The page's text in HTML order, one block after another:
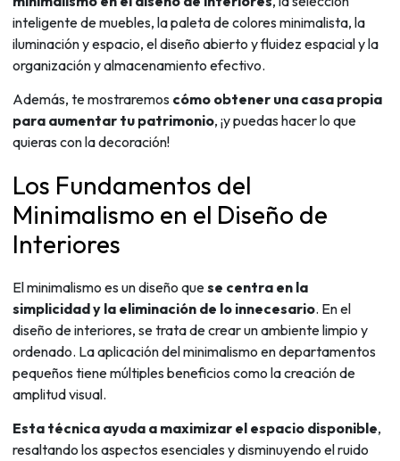
inteligente de muebles, la paleta de colores minimalista, la
iluminación y espacio, el diseño abierto y fluidez espacial y la
organización y almacenamiento efectivo.
Además, te mostraremos cómo obtener una casa propia
para aumentar tu patrimonio, ¡y puedas hacer lo que
quieras con la decoración!
Los Fundamentos del
Minimalismo en el Diseño de
Interiores
El minimalismo es un diseño quese centra en la
simplicidad y la eliminación de lo innecesario. En el
diseño de interiores, se trata de crear un ambiente limpio y
ordenado. La aplicación del minimalismo en departamentos
pequeños tiene múltiples beneficios como la creación de
amplitud visual.
Esta técnica ayuda a maximizar el espacio disponible,
resaltando los aspectos esenciales y disminuyendo el ruido